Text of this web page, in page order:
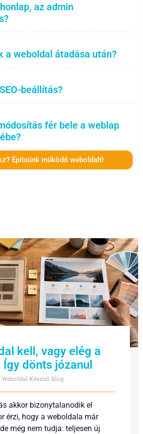
az admin
a weboldal átadása után?
beállítás?
fér bele a weblap
Építsünk működő weboldalt!
kell, vagy elég a
dönts józanul
Weboldal Készítő Blog
akkor bizonytalanodik el
érzi, hogy a weboldala már
még nem tudja: teljesen új